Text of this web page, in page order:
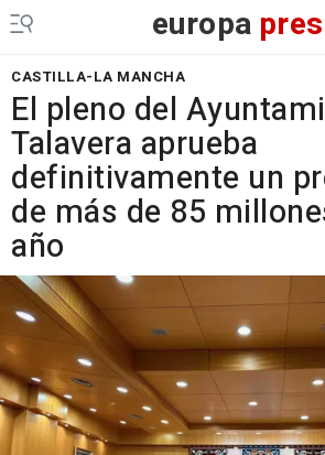
europa
CASTILLA-LA MANCHA
El pleno del
Talavera aprueba
definitivamente un
de más de 85
año